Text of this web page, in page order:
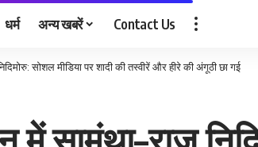
धर्म अन्य खबरें Contact Us
सोशल मीडिया पर शादी की तस्वीरें और हीरे की अंगूठी छा गई